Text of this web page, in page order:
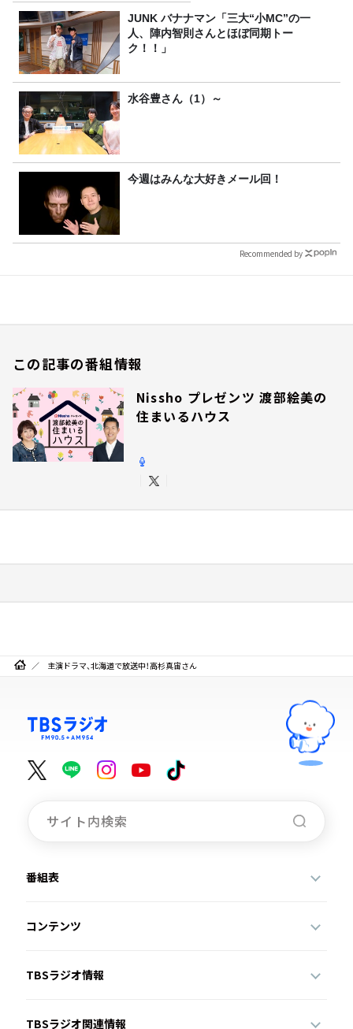
JUNK バナナマン「三大“小MC”の一
人、陣内智則さんとほぼ同期トー
ク！！」
水谷豊さん（1）～
今週はみんな大好きメール回！
Recommended by
この記事の番組情報
Nissho プレゼンツ 渡部絵美の
住まいるハウス
主演ドラマ、北海道で放送中！高杉真宙さん
番組表
コンテンツ
TBSラジオ情報
TBSラジオ関連情報